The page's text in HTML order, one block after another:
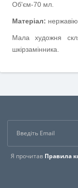
Об'єм-70 мл.
Матеріал:
Мала художня
шкірзамінника.
Я прочитав Правила